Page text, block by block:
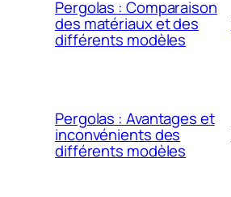
Pergolas : Comparaison
des matériaux et des
différents modèles
Pergolas : Avantages et
inconvénients des
différents modèles